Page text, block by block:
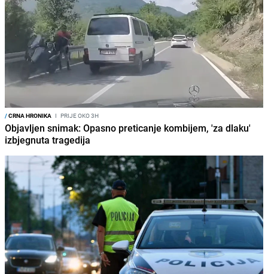
/CRNA HRONIKA I PRIJE OKO 3H
Objavljen snimak: Opasno preticanje kombijem, 'za dlaku'
izbjegnuta tragedija